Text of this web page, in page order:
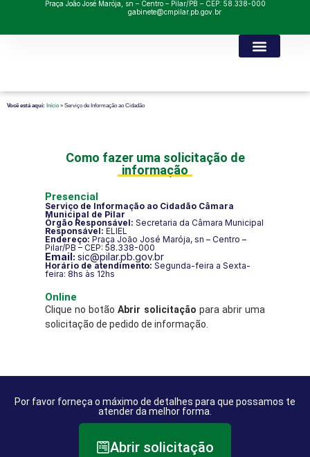
Praça João José Marója, sn – Centro – Pilar/PB – CEP: 58.338-000
gabinete@cmpilar.pb.gov.br
Você está aqui: Início » Serviço de Informação ao Cidadão
Como fazer uma solicitação de
informação
Presencial
Serviço de Informação ao Cidadão Câmara
Municipal de Pilar
Órgão Responsável: Secretaria da Câmara Municipal
Responsável: ELIEL
Endereço: Praça João José Marója, sn – Centro –
Pilar/PB – CEP: 58.338-000
Email: sic@pilar.pb.gov.br
Horário de atendimento: Segunda-feira a Sexta-
feira: 8hs às 12hs
Online
Clique no botãoAbrir solicitação para abrir uma
solicitação de pedido de informação.
Por favor forneça o máximo de detalhes para que possamos te
atender da melhor forma.
Abrir solicitação